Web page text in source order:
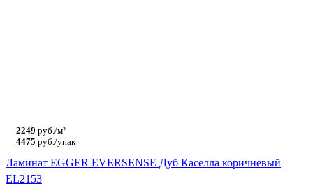
2249 руб./м²
4475 руб./упак
Ламинат EGGER EVERSENSE Дуб Каселла коричневый
EL2153